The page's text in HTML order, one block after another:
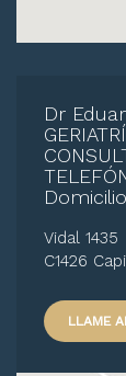
Dr
Domicilio
Vidal 1435
C1426
LLAME